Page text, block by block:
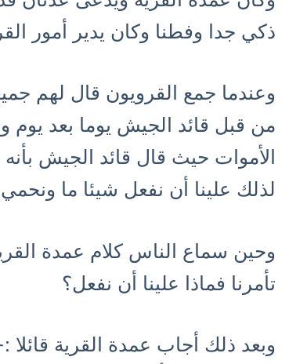
ذكي جدا وفطنا وكان يدير أمور
وعندما جمع القرويون قال لهم
من قبل قائد الجيش يوما بعد يوم
الأموات حيث قال قائد الجيش
لذلك علينا أن نفعل شيئا ما
وحين سماع الناس كلام عمدة
تأمرنا فماذا علينا أن نفعل؟
وبعد ذلك أجاب عمدة القرية